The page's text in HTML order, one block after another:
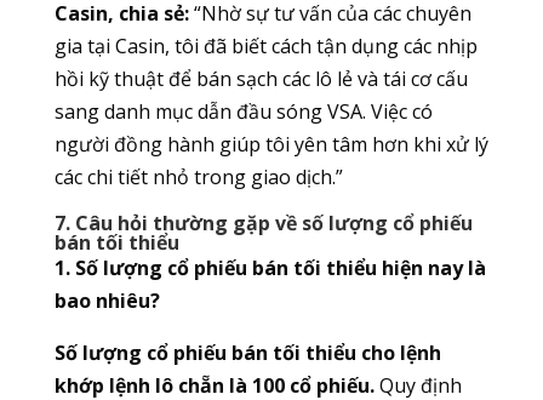
Casin, chia sẻ:“Nhờ sự tư vấn của các chuyên
gia tại Casin, tôi đã biết cách tận dụng các nhịp
hồi kỹ thuật để bán sạch các lô lẻ và tái cơ cấu
sang danh mục dẫn đầu sóng VSA. Việc có
người đồng hành giúp tôi yên tâm hơn khi xử lý
các chi tiết nhỏ trong giao dịch.”
7. Câu hỏi thường gặp về số lượng cổ phiếu
bán tối thiểu
1. Số lượng cổ phiếu bán tối thiểu hiện nay là
bao nhiêu?
Số lượng cổ phiếu bán tối thiểu cho lệnh
khớp lệnh lô chẵn là 100 cổ phiếu.Quy định